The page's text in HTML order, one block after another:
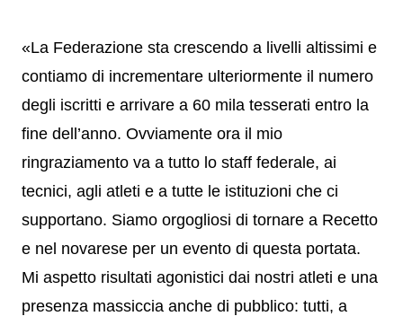
«La Federazione sta crescendo a livelli altissimi e
contiamo di incrementare ulteriormente il numero
degli iscritti e arrivare a 60 mila tesserati entro la
fine dell’anno. Ovviamente ora il mio
ringraziamento va a tutto lo staff federale, ai
tecnici, agli atleti e a tutte le istituzioni che ci
supportano. Siamo orgogliosi di tornare a Recetto
e nel novarese per un evento di questa portata.
Mi aspetto risultati agonistici dai nostri atleti e una
presenza massiccia anche di pubblico: tutti, a